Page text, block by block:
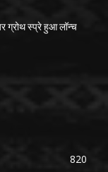
ग्रोथ स्प्रे हुआ लॉन्च
820